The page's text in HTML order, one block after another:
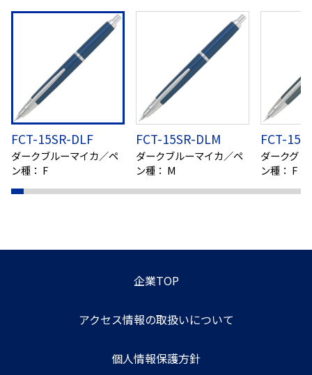
FCT-15SR-DLF
ダークブルーマイカ／ペ
ン種： F
FCT-15SR-DLM
ダークブルーマイカ／ペ
ン種： M
FCT-
ダークグ
ン種： F
企業TOP
アクセス情報の取扱いについて
個人情報保護方針